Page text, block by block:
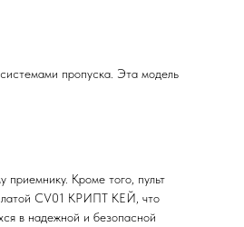
пропуска. Эта модель
Кроме того, пульт
CV01 КРИПТ КЕЙ, что
в надежной и безопасной